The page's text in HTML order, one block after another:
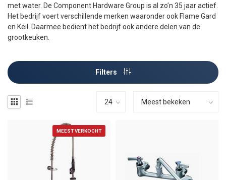
met water. De Component Hardware Group is al zo’n 35 jaar actief.
Het bedrijf voert verschillende merken waaronder ook Flame Gard
en Keil. Daarmee bedient het bedrijf ook andere delen van de
grootkeuken.
Filters
MEEST VERKOCHT